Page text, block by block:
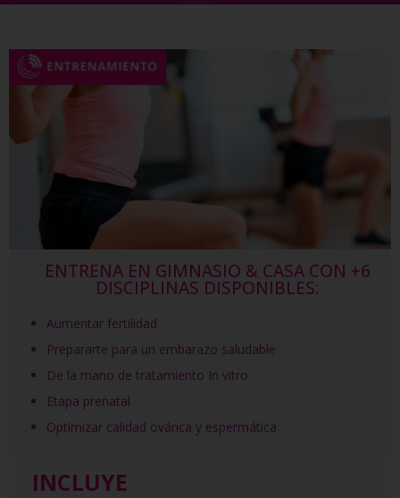
ENTRENA EN GIMNASIO & CASA CON +6
DISCIPLINAS DISPONIBLES:
Aumentar fertilidad
Prepararte para un embarazo saludable
De la mano de tratamiento In vitro
Etapa prenatal
Optimizar calidad ovárica y espermática
INCLUYE